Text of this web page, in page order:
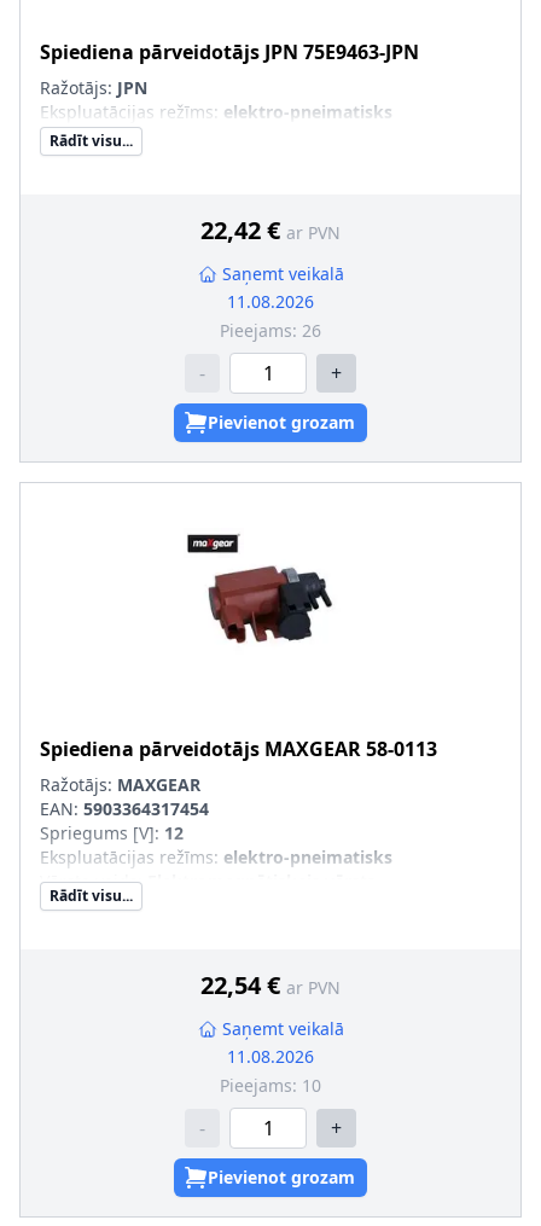
Spiediena pārveidotājs JPN 75E9463-JPN
Ražotājs: JPN
Ekspluatācijas režīms: elektro-pneimatisks
Rādīt visu...
22,42 € ar PVN
Saņemt veikalā
11.08.2026
Pieejams: 26
- +
Pievienot grozam
Spiediena pārveidotājs MAXGEAR58-0113
Ražotājs: MAXGEAR
EAN: 5903364317454
Spriegums [V]: 12
Ekspluatācijas režīms: elektro-pneimatisks
Vārsta veids:
Rādīt visu...
22,54 € ar PVN
Saņemt veikalā
11.08.2026
Pieejams: 10
- +
Pievienot grozam